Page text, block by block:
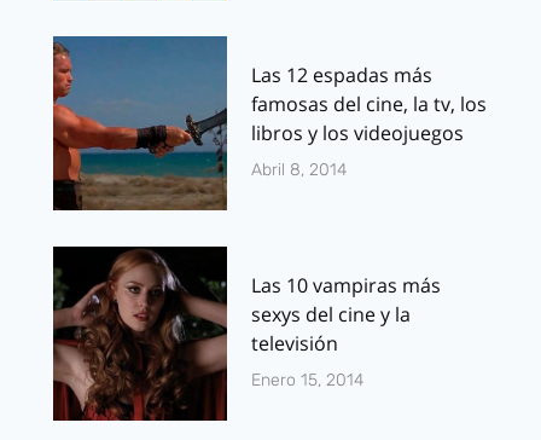
Las 12 espadas más
famosas del cine, la tv, los
libros y los videojuegos
Abril 8, 2014
Las 10 vampiras más
sexys del cine y la
televisión
Enero 15, 2014